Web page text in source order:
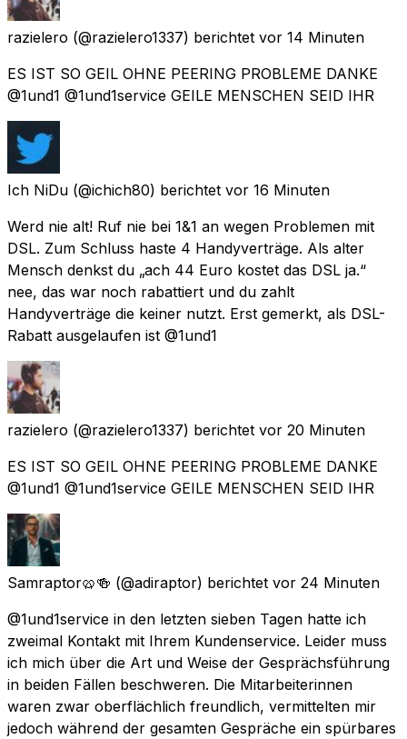
razielero (@razielero1337) berichtet vor 14 Minuten
ES IST SO GEIL OHNE PEERING PROBLEME DANKE
@1und1 @1und1service GEILE MENSCHEN SEID IHR
Ich NiDu (@ichich80) berichtet vor 16 Minuten
Werd nie alt! Ruf nie bei 1&1 an wegen Problemen mit
DSL. Zum Schluss haste 4 Handyverträge. Als alter
Mensch denkst du „ach 44 Euro kostet das DSL ja.“
nee, das war noch rabattiert und du zahlt
Handyverträge die keiner nutzt. Erst gemerkt, als DSL-
Rabatt ausgelaufen ist @1und1
razielero (@razielero1337) berichtet vor 20 Minuten
ES IST SO GEIL OHNE PEERING PROBLEME DANKE
@1und1 @1und1service GEILE MENSCHEN SEID IHR
Samraptor🥨🍻 (@adiraptor) berichtet vor 24 Minuten
@1und1service in den letzten sieben Tagen hatte ich
zweimal Kontakt mit Ihrem Kundenservice. Leider muss
ich mich über die Art und Weise der Gesprächsführung
in beiden Fällen beschweren. Die Mitarbeiterinnen
waren zwar oberflächlich freundlich, vermittelten mir
jedoch während der gesamten Gespräche ein spürbares